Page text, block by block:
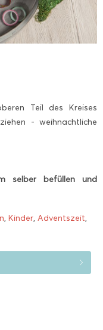
Teil des Kreises
- weihnachtliche
selber befüllen und
, Kinder, Adventszeit,